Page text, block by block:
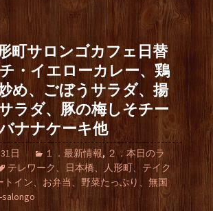
町サロンゴカフェ日替
・イエローカレー、鶏
め、ごぼうサラダ、揚
ラダ、豚の梅しそチー
ナナケーキ他
日 １．最新情報, ２．本日のラ
テレワーク、日本橋、人形町、テイク
トイン、お弁当、野菜たっぷり、無国